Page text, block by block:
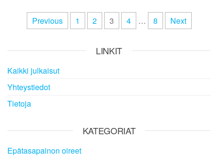
PostsPrevious 1 2 3 4 … 8 Next
LINKIT
Kaikki julkaisut
Yhteystiedot
Tietoja
KATEGORIAT
Epätasapainon oireet